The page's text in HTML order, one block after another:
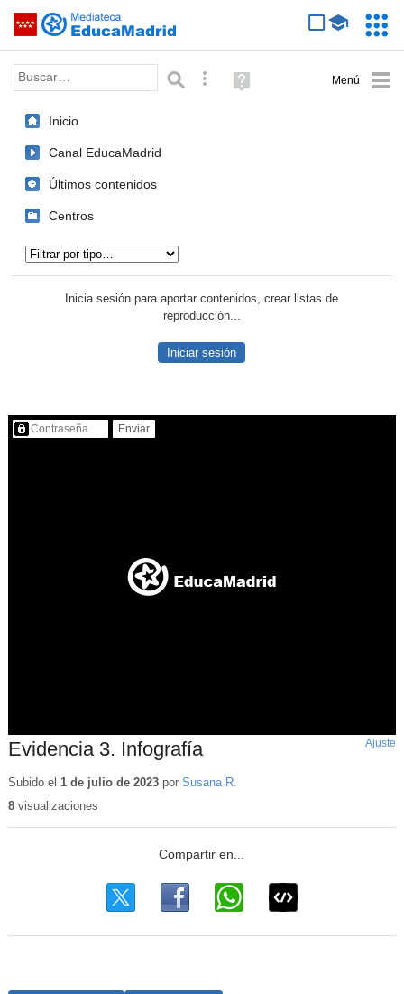
Saltar navegación
Palabra o frase: Búsqueda avanzada
Ayuda
(en
Inicio
Canal EducaMadrid
Últimos contenidos
Centros
Inicia sesión para aportar contenidos, crear listas de
reproducción...
Iniciar sesión
Contenido protegido…
Evidencia 3. Infografía Ajuste
Subido el 1 de julio de 2023por Susana R.
8visualizaciones